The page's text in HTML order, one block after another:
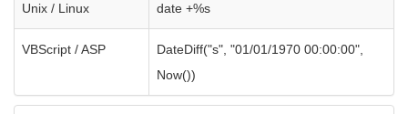
Unix / Linux date +%s
VBScript / ASP
DateDiff("s", "01/01/1970 00:00:00",
Now())